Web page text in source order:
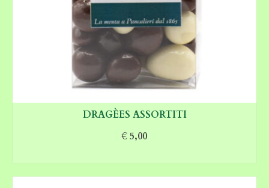
DRAGÈES ASSORTITI
€5,00